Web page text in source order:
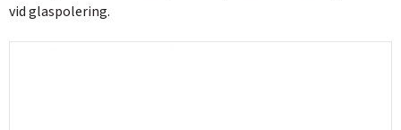
vid glaspolering.